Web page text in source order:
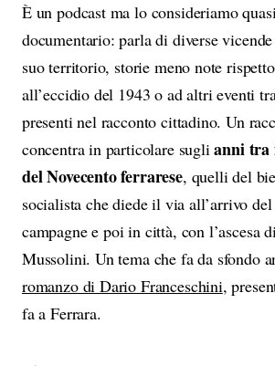
È un podcast ma lo consideriamo
documentario: parla di diverse
suo territorio, storie meno note
all’eccidio del 1943 o ad altri eventi
presenti nel racconto cittadino. Un
concentra in particolare suglianni tra
del Novecento ferrarese, quelli del
socialista che diede il via all’arrivo
campagne e poi in città, con l’ascesa
Mussolini. Un tema che fa da sfondo
romanzo di Dario Franceschini,
fa a Ferrara.